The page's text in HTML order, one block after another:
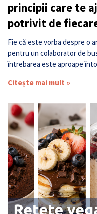
principii care te
potrivit de
Fie că este vorba despre o
pentru un colaborator de
întrebarea este aproape
Citește mai mult »